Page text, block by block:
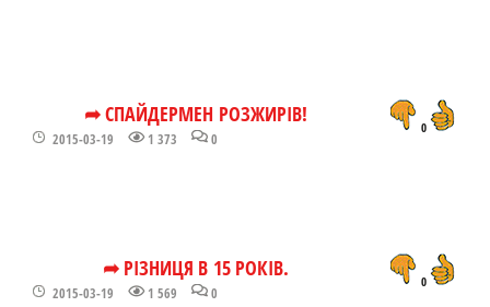
➦ СПАЙДЕРМЕН РОЗЖИРІВ!
2015-03-19 1 373 0
0
➦ РІЗНИЦЯ В 15 РОКІВ.
2015-03-19 1 569 0
0